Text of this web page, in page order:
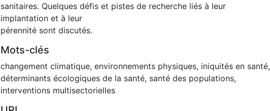
sanitaires. Quelques défis et pistes de recherche liés à leur
implantation et à leur
pérennité sont discutés.
Mots-clés
changement climatique, environnements physiques, iniquités en santé,
déterminants écologiques de la santé, santé des populations,
interventions multisectorielles